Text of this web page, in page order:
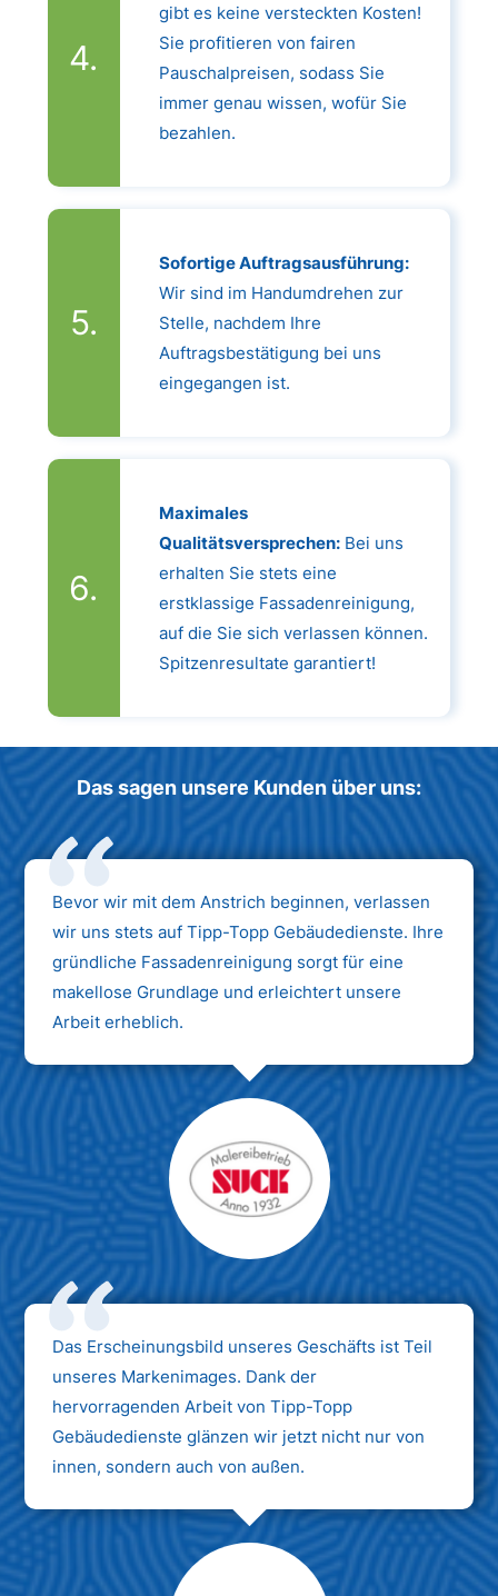
gibt es keine versteckten Kosten!
Sie profitieren von fairen
Pauschalpreisen, sodass Sie
immer genau wissen, wofür Sie
bezahlen.
Sofortige Auftragsausführung:
Wir sind im Handumdrehen zur
Stelle, nachdem Ihre
Auftragsbestätigung bei uns
eingegangen ist.
Maximales
Qualitätsversprechen:Bei uns
erhalten Sie stets eine
erstklassige Fassadenreinigung,
auf die Sie sich verlassen können.
Spitzenresultate garantiert!
Das sagen unsere Kunden über uns:
Bevor wir mit dem Anstrich beginnen, verlassen
wir uns stets auf Tipp-Topp Gebäudedienste. Ihre
gründliche Fassadenreinigung sorgt für eine
makellose Grundlage und erleichtert unsere
Arbeit erheblich.
Das Erscheinungsbild unseres Geschäfts ist Teil
unseres Markenimages. Dank der
hervorragenden Arbeit von Tipp-Topp
Gebäudedienste glänzen wir jetzt nicht nur von
innen, sondern auch von außen.